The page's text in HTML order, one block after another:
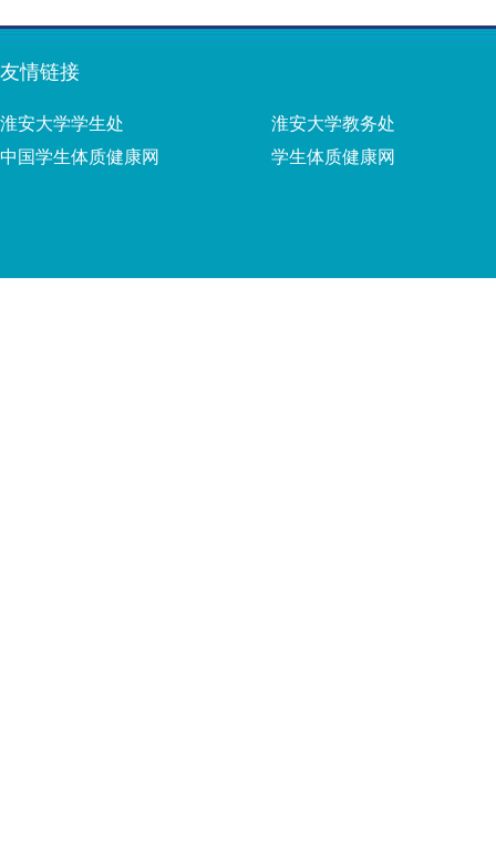
友情链接
淮安大学学生处
淮安大学教务处
中国学生体质健康网
学生体质健康网